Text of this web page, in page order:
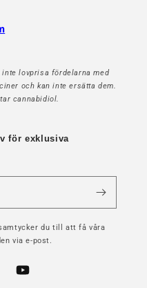
inte lovprisa fördelarna med
och kan inte ersätta dem.
cannabidiol.
för exklusiva
du till att få våra
via e-post.
YouTube